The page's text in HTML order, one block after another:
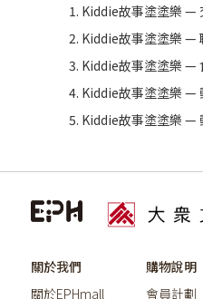
Kiddie故事塗塗樂 —
Kiddie故事塗塗樂 —
Kiddie故事塗塗樂 —
Kiddie故事塗塗樂 —
Kiddie故事塗塗樂 —
關於我們
關於EPHmall
購物說明
會員計劃